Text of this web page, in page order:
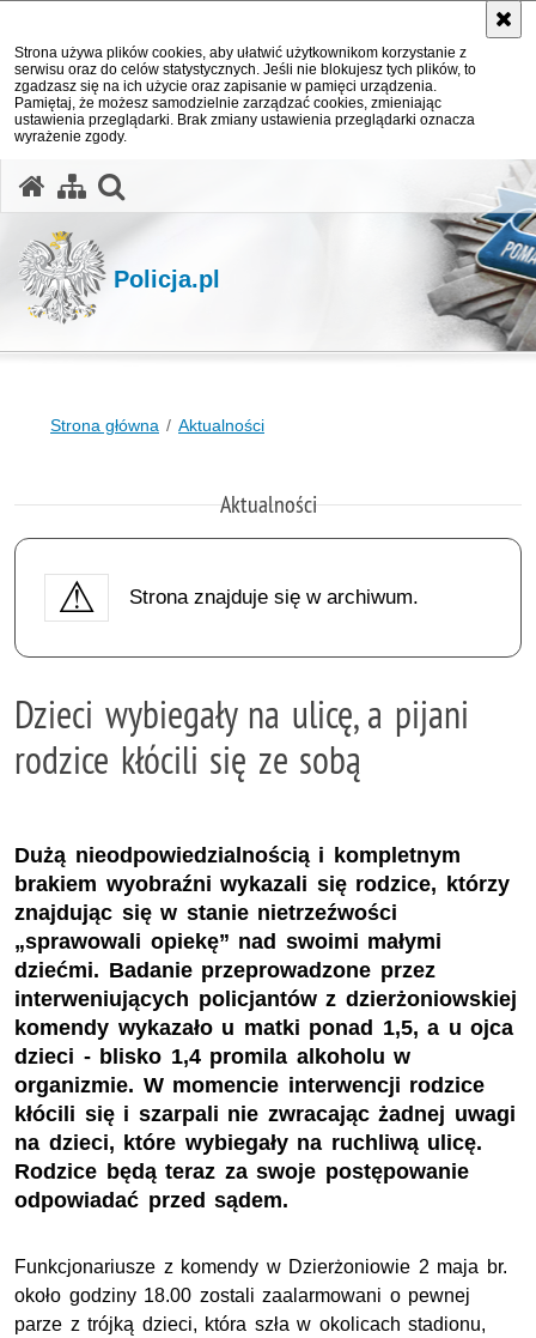
Strona używa plików cookies, aby ułatwić użytkownikom korzystanie z
serwisu oraz do celów statystycznych. Jeśli nie blokujesz tych plików, to
zgadzasz się na ich użycie oraz zapisanie w pamięci urządzenia.
Pamiętaj, że możesz samodzielnie zarządzać cookies, zmieniając
ustawienia przeglądarki. Brak zmiany ustawienia przeglądarki oznacza
wyrażenie zgody.
Policja.pl
Strona główna Aktualności
Aktualności
Strona znajduje się w archiwum.
Dzieci wybiegały na ulicę, a pijani
rodzice kłócili się ze sobą
Dużą nieodpowiedzialnością i kompletnym
brakiem wyobraźni wykazali się rodzice, którzy
znajdując się w stanie nietrzeźwości
„sprawowali opiekę” nad swoimi małymi
dziećmi. Badanie przeprowadzone przez
interweniujących policjantów z dzierżoniowskiej
komendy wykazało u matki ponad 1,5, a u ojca
dzieci - blisko 1,4 promila alkoholu w
organizmie. W momencie interwencji rodzice
kłócili się i szarpali nie zwracając żadnej uwagi
na dzieci, które wybiegały na ruchliwą ulicę.
Rodzice będą teraz za swoje postępowanie
odpowiadać przed sądem.
Funkcjonariusze z komendy w Dzierżoniowie 2 maja br.
około godziny 18.00 zostali zaalarmowani o pewnej
parze z trójką dzieci, która szła w okolicach stadionu,